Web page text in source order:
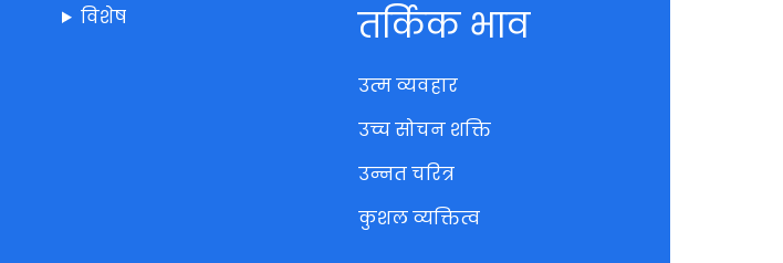
विशेष तर्किक भाव
उत्म व्यवहार
उच्च सोचन शक्ति
उन्नत चरित्र
कुशल व्यक्तित्व